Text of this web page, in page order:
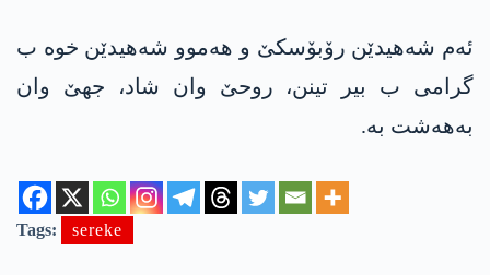
ئەم شەهیدێن رۆبۆسکێ و هەموو شەهیدێن خوە ب
گرامی ب بیر تینن، روحێ وان شاد، جهێ وان
به‌هه‌شت بە.
Tags: sereke